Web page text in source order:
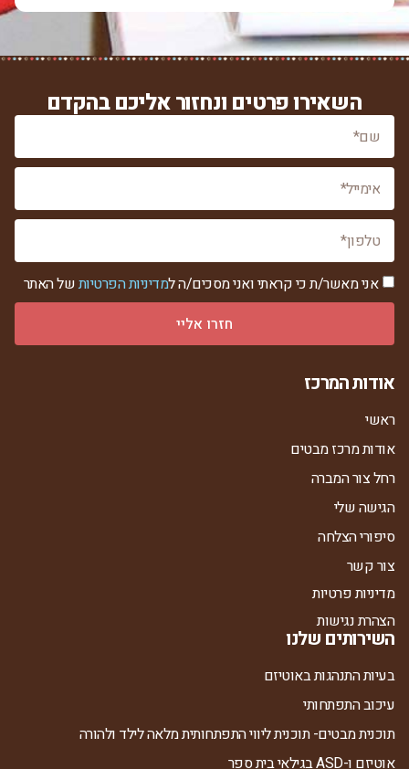
השאירו פרטים ונחזור אליכם בהקדם
אני מאשר/ת כי קראתי ואני מסכים/ה למדיניות הפרטיותשל האתר
חזרו אליי
אודות המרכז
ראשי
אודות מרכז מבטים
רחל צור המברה
הגישה שלי
סיפורי הצלחה
צור קשר
מדיניות פרטיות
הצהרת נגישות
השירותים שלנו
בעיות התנהגות באוטיזם
עיכוב התפתחותי
תוכנית מבטים- תוכנית ליווי התפתחותית מלאה לילד ולהורה
אוטיזם ו-ASD בגילאי בית ספר